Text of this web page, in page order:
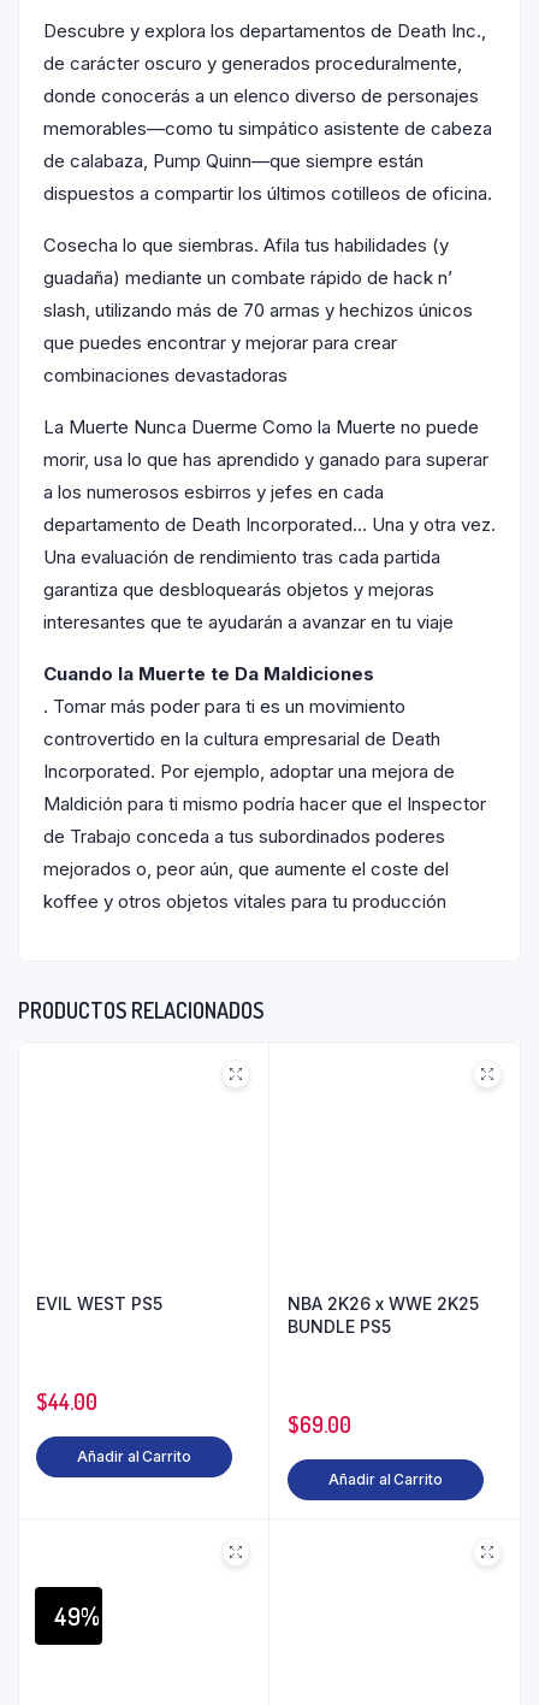
Descubre y explora los departamentos de Death Inc.,
de carácter oscuro y generados proceduralmente,
donde conocerás a un elenco diverso de personajes
memorables—como tu simpático asistente de cabeza
de calabaza, Pump Quinn—que siempre están
dispuestos a compartir los últimos cotilleos de oficina.
Cosecha lo que siembras. Afila tus habilidades (y
guadaña) mediante un combate rápido de hack n’
slash, utilizando más de 70 armas y hechizos únicos
que puedes encontrar y mejorar para crear
combinaciones devastadoras
La Muerte Nunca Duerme Como la Muerte no puede
morir, usa lo que has aprendido y ganado para superar
a los numerosos esbirros y jefes en cada
departamento de Death Incorporated… Una y otra vez.
Una evaluación de rendimiento tras cada partida
garantiza que desbloquearás objetos y mejoras
interesantes que te ayudarán a avanzar en tu viaje
Cuando la Muerte te Da Maldiciones
. Tomar más poder para ti es un movimiento
controvertido en la cultura empresarial de Death
Incorporated. Por ejemplo, adoptar una mejora de
Maldición para ti mismo podría hacer que el Inspector
de Trabajo conceda a tus subordinados poderes
mejorados o, peor aún, que aumente el coste del
koffee y otros objetos vitales para tu producción
PRODUCTOS RELACIONADOS
EVIL WEST PS5
$44.00
Añadir al Carrito
NBA 2K26 x WWE 2K25
BUNDLE PS5
$69.00
Añadir al Carrito
49%